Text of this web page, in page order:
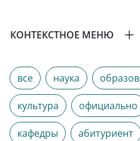
КОНТЕКСТНОЕ МЕНЮ
все наука
культура официально
кафедры абитуриент